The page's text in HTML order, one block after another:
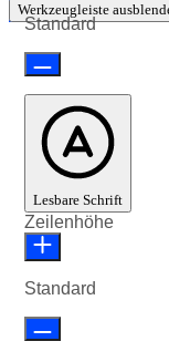
Werkzeugleiste
Standard
Lesbare Schrift
Zeilenhöhe
Standard